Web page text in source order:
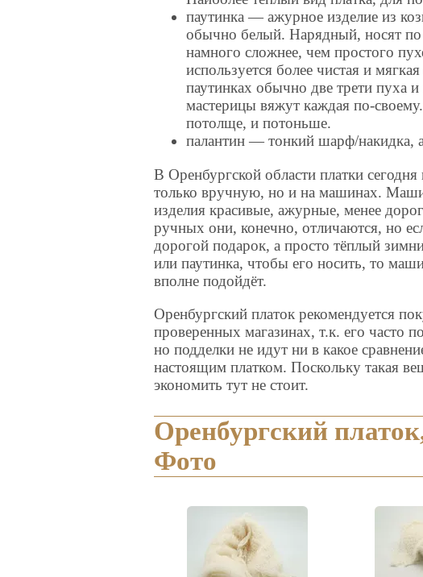
паутинка — ажурное изделие из
обычно белый. Нарядный, носят
намного сложнее, чем простого
используется более чистая и
паутинках обычно две трети пуха и
мастерицы вяжут каждая по-
потолще, и потоньше.
палантин — тонкий шарф/накидка,
В Оренбургской области платки сегодня
только вручную, но и на машинах.
изделия красивые, ажурные, менее
ручных они, конечно, отличаются, но
дорогой подарок, а просто тёплый
или паутинка, чтобы его носить, то
вполне подойдёт.
Оренбургский платок рекомендуется
проверенных магазинах, т.к. его часто
но подделки не идут ни в какое
настоящим платком. Поскольку такая
экономить тут не стоит.
Оренбургский
Фото